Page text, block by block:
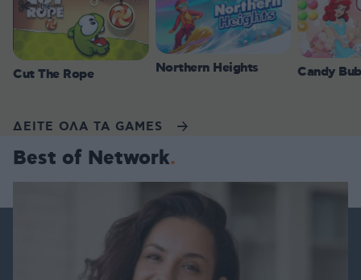
Cut The Rope Northern Heights Candy
ΔΕΙΤΕ ΟΛΑ ΤΑ GAMES
Best of Network